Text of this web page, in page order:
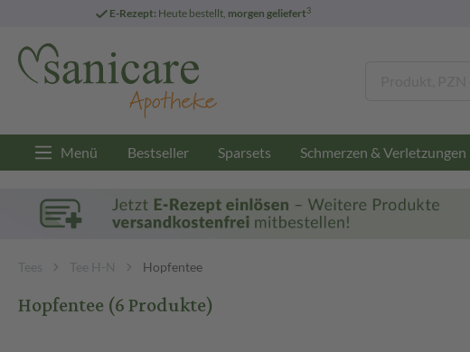
E-Rezept: Heute bestellt, morgen geliefert3
Menü Bestseller Sparsets Schmerzen & Verletzungen
Tees Tee H-N Hopfentee
Hopfentee(6 Produkte)